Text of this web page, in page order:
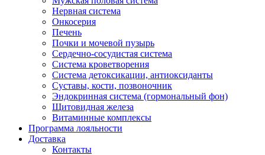
Нервная система
Онкосерия
Печень
Почки и мочевой пузырь
Сердечно-сосудистая система
Система кроветворения
Система детоксикации, антиоксиданты
Суставы, кости, позвоночник
Эндокринная система (гормональный фон)
Щитовидная железа
Витаминные комплексы
Программа лояльности
Доставка
Контакты